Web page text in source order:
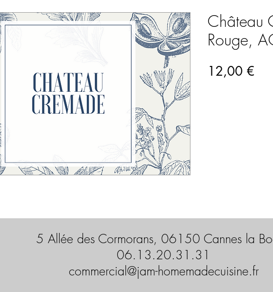
Château
Rouge,
12,00 €
5 Allée des Cormorans, 06150 Cannes la
06.13.20.31.31
commercial@jam-homemadecuisine.fr